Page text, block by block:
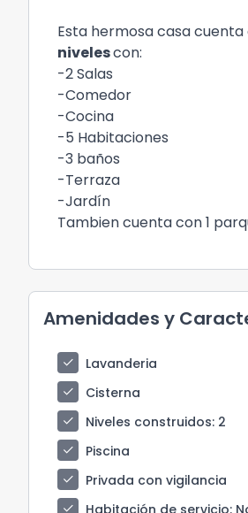
Esta hermosa casa
nivelescon:
-2 Salas
-Comedor
-Cocina
-5 Habitaciones
-3 baños
-Terraza
-Jardín
Tambien cuenta con 1
Amenidades y
check Lavanderia
check
Cisterna
check
Niveles construidos: 2
check
Piscina
check
Privada con vigilancia
check
Habitación de servicio: